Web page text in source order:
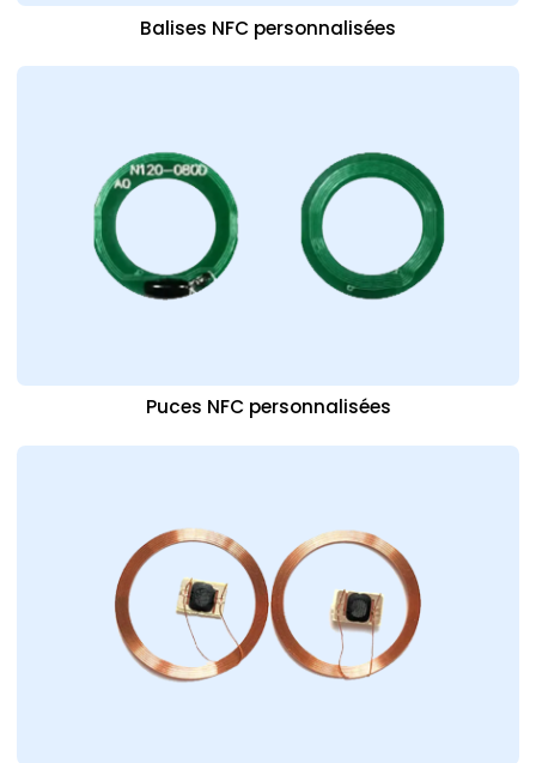
Balises NFC personnalisées
Puces NFC personnalisées